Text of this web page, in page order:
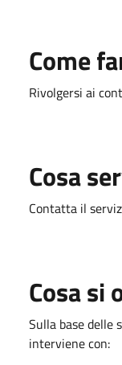
Come
Rivolgersi ai
Cosa
Contatta il
Cosa si
Sulla base delle
interviene con: